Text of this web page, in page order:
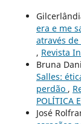
era e me
através
, Revista
Bruna
Salles:
perdão ,
POLÍTICA
José